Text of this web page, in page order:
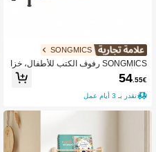
SONGMICS
SONGMICS رفوف الكتب للأطفال، خزا
ئن وأرفف
54.55€
تقدر بـ 3 أيام عمل